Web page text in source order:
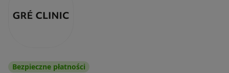
Bezpieczne płatności